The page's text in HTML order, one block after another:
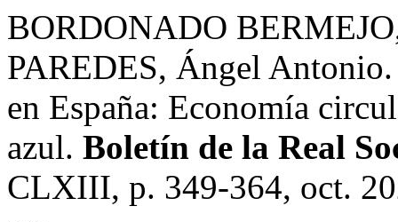
BORDONADO
PAREDES, Ángel
en España: Economía
azul. Boletín de la Real
CLXIII, p. 349-364, oct.